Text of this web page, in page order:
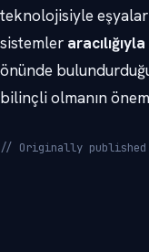
teknolojisiyle
sistemler
önünde
bilinçli olmanın
// Originally published